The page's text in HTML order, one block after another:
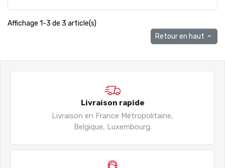
Affichage 1-3 de 3 article(s)
Retour en haut 
Livraison rapide
Livraison en France Métropolitaine,
Belgique, Luxembourg.